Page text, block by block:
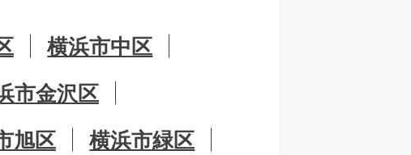
横浜市中区
市金沢区
旭区
横浜市緑区